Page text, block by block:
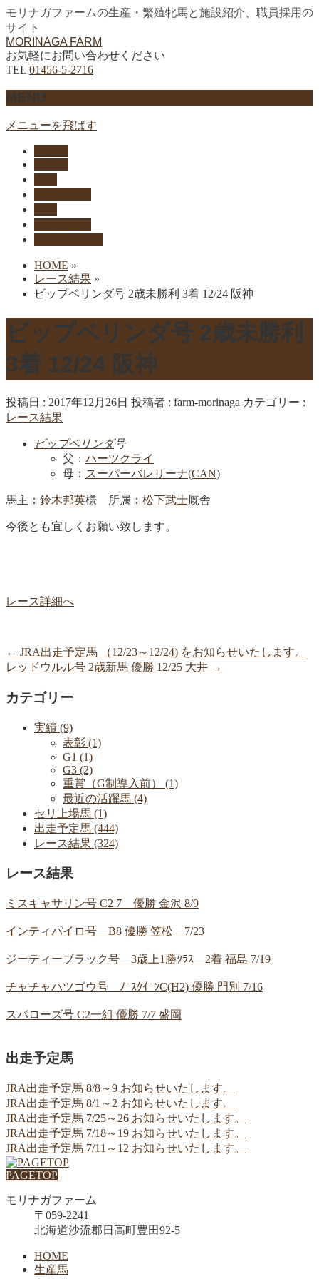
モリナガファームの生産・繁殖牝馬と施設紹介、職員採用の
サイト
MORINAGA FARM
お気軽にお問い合わせください
TEL 01456-5-2716
MENU
メニューを飛ばす
HOME »
レース結果 »
ビップベリンダ号 2歳未勝利 3着 12/24 阪神
ビップベリンダ号 2歳未勝利
3着 12/24 阪神
投稿日 : 2017年12月26日 投稿者 : farm-morinaga カテゴリー :
レース結果
ビップベリンダ号
父： ハーツクライ
母： スーパーバレリーナ(CAN)
馬主： 鈴木邦英様 所属： 松下武士厩舎
今後とも宜しくお願い致します。
レース詳細へ
← JRA出走予定馬 （12/23～12/24) をお知らせいたします。
レッドウルル号 2歳新馬 優勝 12/25 大井 →
カテゴリー
実績 (9)
表彰 (1)
G1 (1)
G3 (2)
重賞（G制導入前） (1)
最近の活躍馬 (4)
セリ上場馬 (1)
出走予定馬 (444)
レース結果 (324)
レース結果
ミスキャサリン号 C2 7 優勝 金沢 8/9
インティパイロ号 B8 優勝 笠松 7/23
ジーティーブラック号 3歳上1勝ｸﾗｽ 2着 福島 7/19
チャチャハツゴウ号 ﾉｰｽｸｲｰﾝC(H2) 優勝 門別 7/16
スパローズ号 C2一組 優勝 7/7 盛岡
出走予定馬
JRA出走予定馬 8/8～9 お知らせいたします。
JRA出走予定馬 8/1～2 お知らせいたします。
JRA出走予定馬 7/25～26 お知らせいたします。
JRA出走予定馬 7/18～19 お知らせいたします。
JRA出走予定馬 7/11～12 お知らせいたします。
PAGETOP
モリナガファーム
〒059-2241
北海道沙流郡日高町豊田92-5
HOME
生産馬